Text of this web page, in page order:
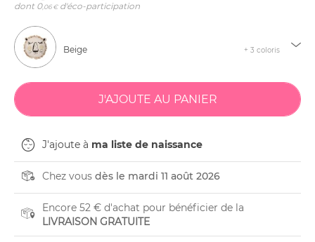
dont 0,06 €d'éco-participation
Beige + 3 coloris
J'ajoute à ma liste de naissance
Chez vous dès le mardi 11 août 2026
Encore 52 € d'achat pour bénéficier de la
LIVRAISON GRATUITE